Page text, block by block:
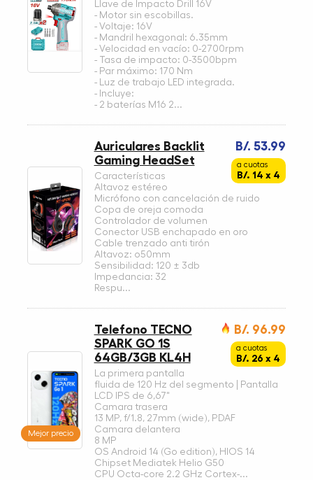
Llave de Impacto Drill 16V
- Motor sin escobillas.
- Voltaje: 16V
- Mandril hexagonal: 6.35mm
- Velocidad en vacío: 0-2700rpm
- Tasa de impacto: 0-3500bpm
- Par máximo: 170 Nm
- Luz de trabajo LED integrada.
- Incluye:
- 2 baterías M16 2...
B/. 53.99
a cuotas
B/. 14 x 4
Auriculares Backlit
Gaming HeadSet
Características
Altavoz estéreo
Micrófono con cancelación de ruido
Copa de oreja comoda
Controlador de volumen
Conector USB enchapado en oro
Cable trenzado anti tirón
Altavoz: o50mm
Sensibilidad: 120 ± 3db
Impedancia: 32
Respu...
Mejor precio
B/. 96.99
a cuotas
B/. 26 x 4
Telefono TECNO
SPARK GO 1S
64GB/3GB KL4H
La primera pantalla
fluida de 120 Hz del segmento | Pantalla
LCD IPS de 6,67"
Camara trasera
13 MP, f/1.8, 27mm (wide), PDAF
Camara delantera
8 MP
OS Android 14 (Go edition), HIOS 14
Chipset Mediatek Helio G50
CPU Octa-core 2.2 GHz Cortex-...